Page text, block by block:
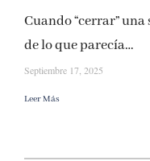
Cuando “cerrar”
de lo que parecía…
Septiembre 17, 2025
Leer Más